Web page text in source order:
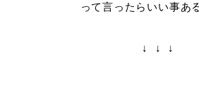
って言ったらいい事あ
↓ ↓ ↓